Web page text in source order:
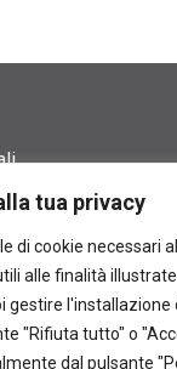
tua privacy
di cookie necessari
alle finalità
gestire l'installazione
"Rifiuta tutto" o
dal pulsante